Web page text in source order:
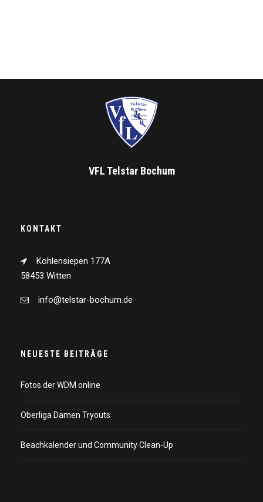
VFL Telstar Bochum
KONTAKT
Kohlensiepen 177A
58453 Witten
info@telstar-bochum.de
NEUESTE BEITRÄGE
Fotos der WDM online
Oberliga Damen Tryouts
Beachkalender und Community Clean-Up